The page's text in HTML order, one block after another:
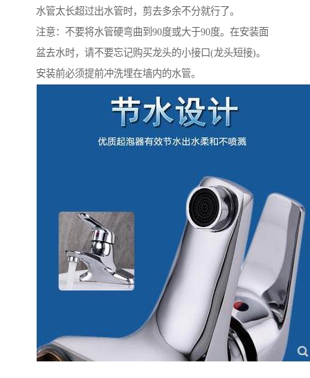
水管太长超过出水管时，剪去多余不分就行了。
注意：不要将水管硬弯曲到90度或大于90度。在安装面
盆去水时，请不要忘记购买龙头的小接口(龙头短接)。
安装前必须提前冲洗埋在墙内的水管。